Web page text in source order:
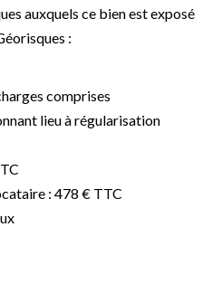
auxquels ce bien est exposé
:
comprises
lieu à régularisation
: 478 € TTC